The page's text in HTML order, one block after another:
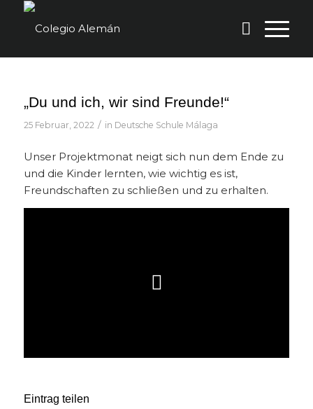
„Du und ich, wir sind Freunde!“
25 Februar, 2022 / in Deutsche Schule Málaga
Unser Projektmonat neigt sich nun dem Ende zu
und die Kinder lernten, wie wichtig es ist,
Freundschaften zu schließen und zu erhalten.
Eintrag teilen